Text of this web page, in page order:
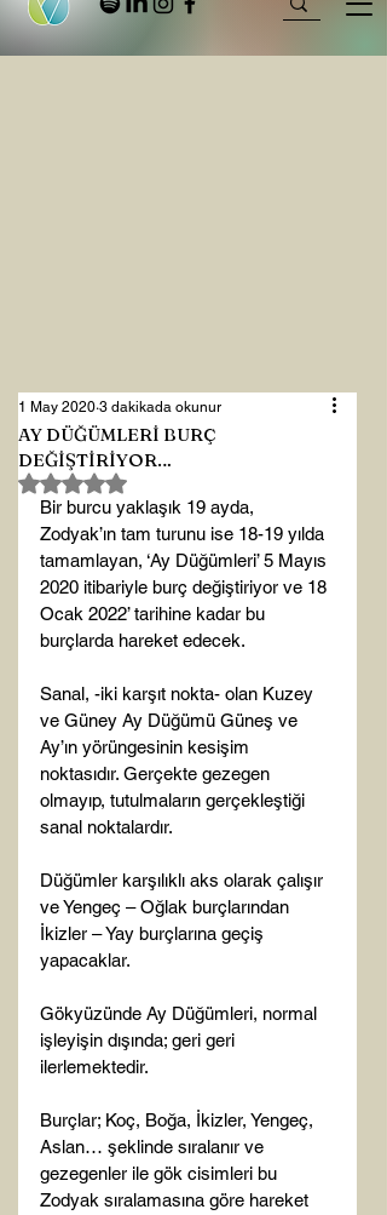
AY DÜĞÜMLERİ BURÇ
DEĞİŞTİRİYOR…
1 May 2020 3 dakikada okunur
5 üzerinden NaN yıldız
Bir burcu yaklaşık 19 ayda,
Zodyak’ın tam turunu ise 18-19 yılda
tamamlayan, ‘Ay Düğümleri’ 5 Mayıs
2020 itibariyle burç değiştiriyor ve 18
Ocak 2022’ tarihine kadar bu
burçlarda hareket edecek.
Sanal, -iki karşıt nokta- olan Kuzey
ve Güney Ay Düğümü Güneş ve
Ay’ın yörüngesinin kesişim
noktasıdır. Gerçekte gezegen
olmayıp, tutulmaların gerçekleştiği
sanal noktalardır.
Düğümler karşılıklı aks olarak çalışır
ve Yengeç – Oğlak burçlarından
İkizler – Yay burçlarına geçiş
yapacaklar.
Gökyüzünde Ay Düğümleri, normal
işleyişin dışında; geri geri
ilerlemektedir.
Burçlar; Koç, Boğa, İkizler, Yengeç,
Aslan… şeklinde sıralanır ve
gezegenler ile gök cisimleri bu
Zodyak sıralamasına göre hareket